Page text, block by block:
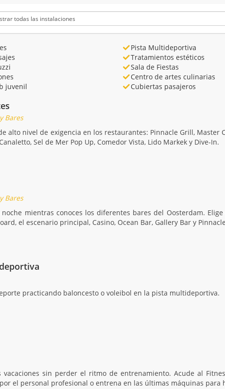
Pista Multideportiva
Tratamientos estéticos
Sala de Fiestas
Centro de artes culinarias
juvenil Cubiertas pasajeros
Bares
alto nivel de exigencia en los restaurantes: Pinnacle Grill, Master
Sel de Mer Pop Up, Comedor Vista, Lido Markek y Dive-In.
Bares
mientras conoces los diferentes bares del Oosterdam.
el escenario principal, Casino, Ocean Bar, Gallery Bar y
practicando baloncesto o voleibol en la pista multideportiva.
vacaciones sin perder el ritmo de entrenamiento. Acude al
el personal profesional o entrena en las últimas máquinas para